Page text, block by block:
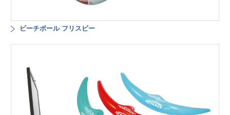
ビーチボール フリスビー